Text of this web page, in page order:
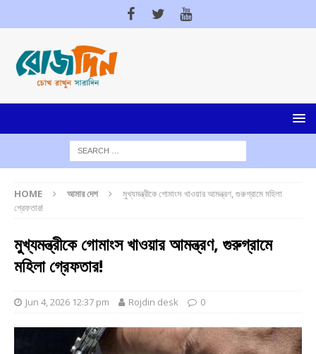
HOME আমার দেশ
মুখ্যমন্ত্রীকে গোমাংস খাওয়ার আমন্ত্রণ, গুরুগ্রামে মহিলা
গ্রেফতার!
মুখ্যমন্ত্রীকে গোমাংস খাওয়ার আমন্ত্রণ, গুরুগ্রামে
মহিলা গ্রেফতার!
Jun 4, 2026 12:37 pm Rojdin desk 0